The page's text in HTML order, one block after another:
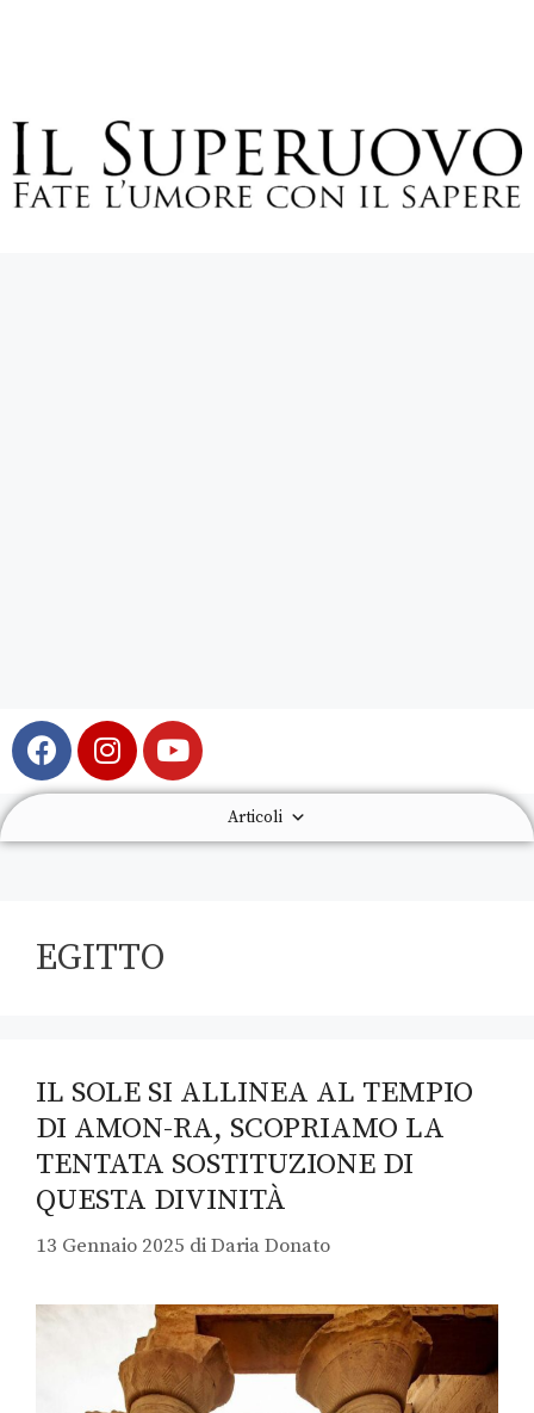
Articoli
EGITTO
IL SOLE SI ALLINEA AL TEMPIO
DI AMON-RA, SCOPRIAMO LA
TENTATA SOSTITUZIONE DI
QUESTA DIVINITÀ
13 Gennaio 2025 diDaria Donato